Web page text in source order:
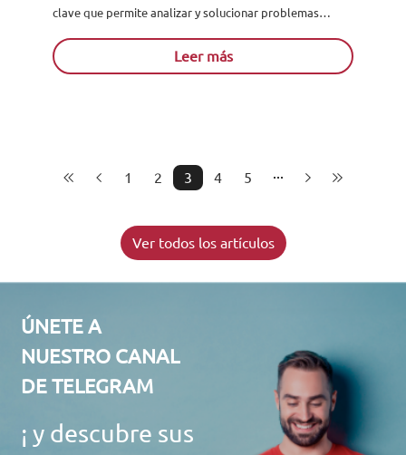
clave que permite analizar y solucionar problemas
texto destaca la importancia de cultivar esta...
Leer más
1 2 3 4 5
Ver todos los artículos
ÚNETE A
NUESTRO CANAL
DE TELEGRAM
¡ y descubre sus